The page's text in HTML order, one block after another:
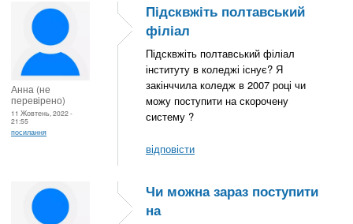
Анна (не
перевірено)
11 Жовтень, 2022 -
21:55
посилання
Підсквжіть полтавський
філіал
Підсквжіть полтавський філіал
інституту в коледжі існує? Я
закінччила коледж в 2007 році чи
можу поступити на скорочену
систему ?
відповісти
Чи можна зараз поступити
на